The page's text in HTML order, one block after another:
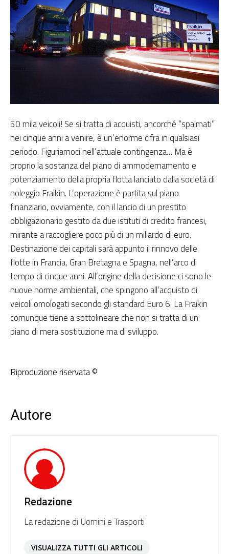
50 mila veicoli! Se si tratta di acquisti, ancorché “spalmati”
nei cinque anni a venire, è un’enorme cifra in qualsiasi
periodo. Figuriamoci nell’attuale contingenza… Ma è
proprio la sostanza del piano di ammodernamento e
potenziamento della propria flotta lanciato dalla società di
noleggio Fraikin. L’operazione è partita sul piano
finanziario, ovviamente, con il lancio di un prestito
obbligazionario gestito da due istituti di credito francesi,
mirante a raccogliere poco più di un miliardo di euro.
Destinazione dei capitali sarà appunto il rinnovo delle
flotte in Francia, Gran Bretagna e Spagna, nell’arco di
tempo di cinque anni. All’origine della decisione ci sono le
nuove norme ambientali, che spingono all’acquisto di
veicoli omologati secondo gli standard Euro 6. La Fraikin
comunque tiene a sottolineare che non si tratta di un
piano di mera sostituzione ma di sviluppo.
Riproduzione riservata ©
Autore
Redazione
La redazione di Uomini e Trasporti
VISUALIZZA TUTTI GLI ARTICOLI